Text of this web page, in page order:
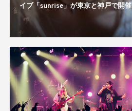
イブ「sunrise」が東京と神戸で開催